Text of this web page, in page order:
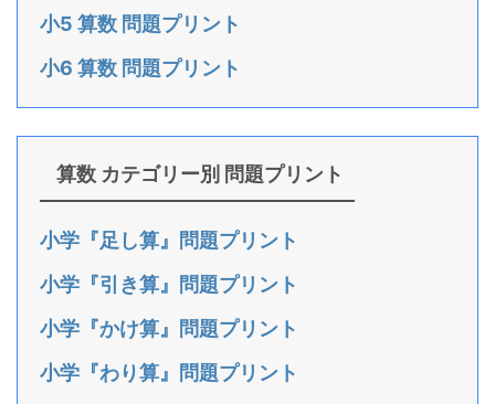
小5 算数 問題プリント
小6 算数 問題プリント
算数 カテゴリー別 問題プリント
小学『足し算』問題プリント
小学『引き算』問題プリント
小学『かけ算』問題プリント
小学『わり算』問題プリント